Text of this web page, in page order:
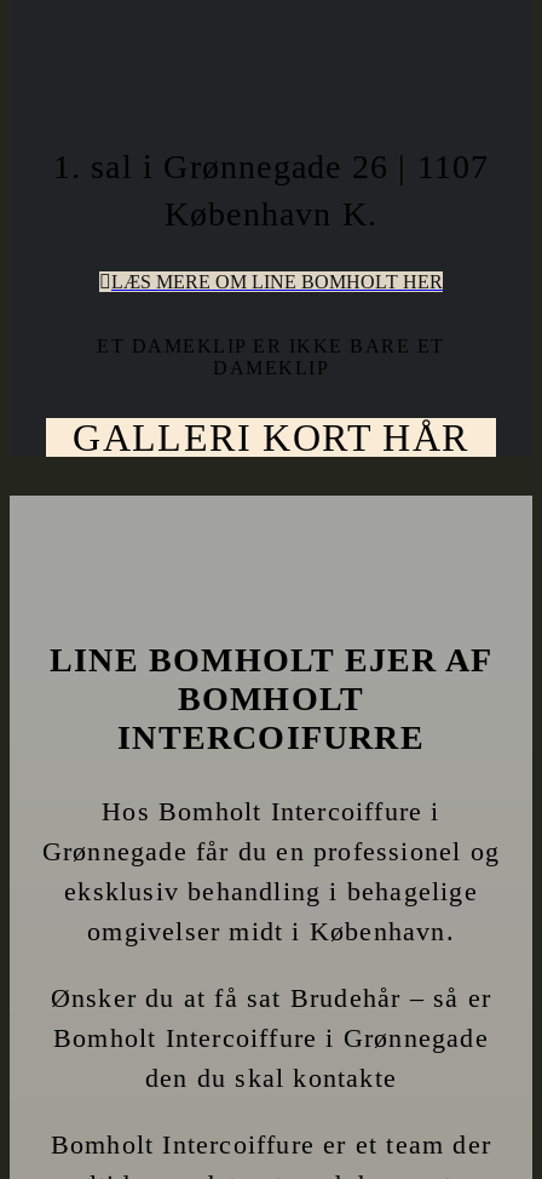
1. sal i Grønnegade 26 | 1107
København K.
LÆS MERE OM LINE BOMHOLT HER
ET DAMEKLIP ER IKKE BARE ET
DAMEKLIP
GALLERI KORT HÅR
LINE BOMHOLT EJER AF
BOMHOLT
INTERCOIFURRE
Hos Bomholt Intercoiffure i
Grønnegade får du en professionel og
eksklusiv behandling i behagelige
omgivelser midt i København.
Ønsker du at få sat Brudehår – så er
Bomholt Intercoiffure i Grønnegade
den du skal kontakte
Bomholt Intercoiffure er et team der